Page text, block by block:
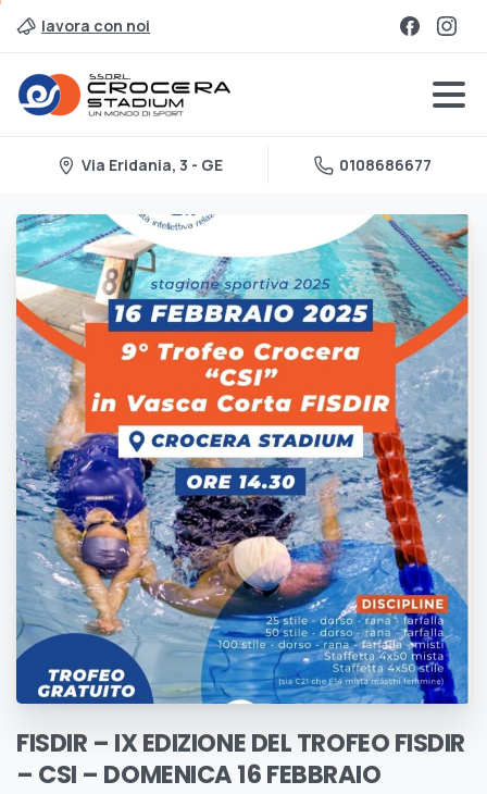
lavora con noi
Via Eridania, 3 - GE 0108686677
FISDIR – IXEDIZIONEDELTROFEOFISDIR
– CSI – DOMENICA16FEBBRAIO